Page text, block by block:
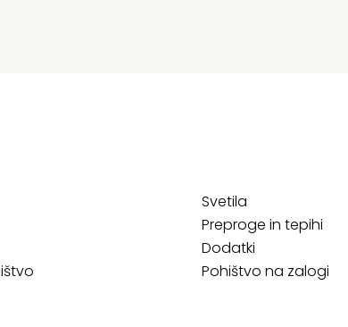
Svetila
Preproge in tepihi
Dodatki
Pohištvo na zalogi